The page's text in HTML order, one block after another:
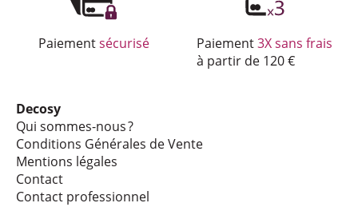
Paiementsécurisé Paiement3X sans frais
à partir de 120 €
Decosy
Qui sommes-nous ?
Condi­tions Géné­rales de Vente
Mentions légales
Contact
Contact profes­sion­nel